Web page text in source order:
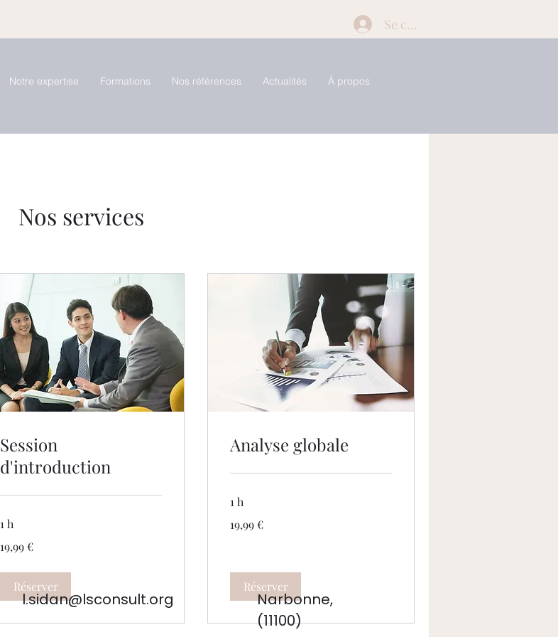
Se connecter
Notre expertise Formations Nos références Actualités À propos
Nos services
Session
d'introduction
1 h
euros
19,99 €
Réserver
Analyse globale
1 h
euros
19,99 €
Réserver
l.sidan@lsconsult.org
Narbonne,
(11100)